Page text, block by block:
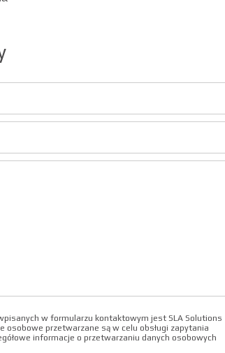
w formularzu kontaktowym jest SLA Solutions
osobowe przetwarzane są w celu obsługi zapytania
informacje o przetwarzaniu danych osobowych